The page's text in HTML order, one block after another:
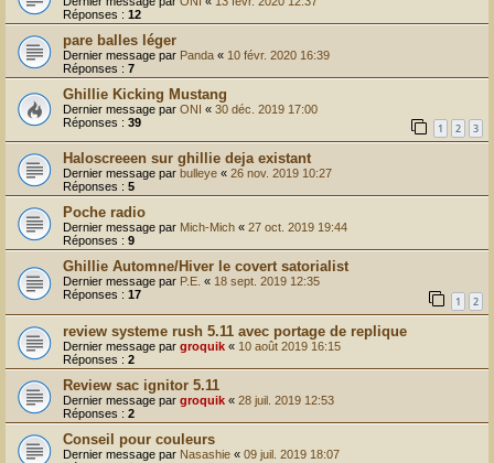
Réponses : 12
pare balles léger
Dernier message par Panda « 10 févr. 2020 16:39
Réponses : 7
Ghillie Kicking Mustang
Dernier message par ONI « 30 déc. 2019 17:00
Réponses : 39 1 2 3
Haloscreeen sur ghillie deja existant
Dernier message par bulleye « 26 nov. 2019 10:27
Réponses : 5
Poche radio
Dernier message par Mich-Mich « 27 oct. 2019 19:44
Réponses : 9
Ghillie Automne/Hiver le covert satorialist
Dernier message par P.E. « 18 sept. 2019 12:35
Réponses : 17 1 2
review systeme rush 5.11 avec portage de replique
Dernier message par groquik « 10 août 2019 16:15
Réponses : 2
Review sac ignitor 5.11
Dernier message par groquik « 28 juil. 2019 12:53
Réponses : 2
Conseil pour couleurs
Dernier message par Nasashie « 09 juil. 2019 18:07